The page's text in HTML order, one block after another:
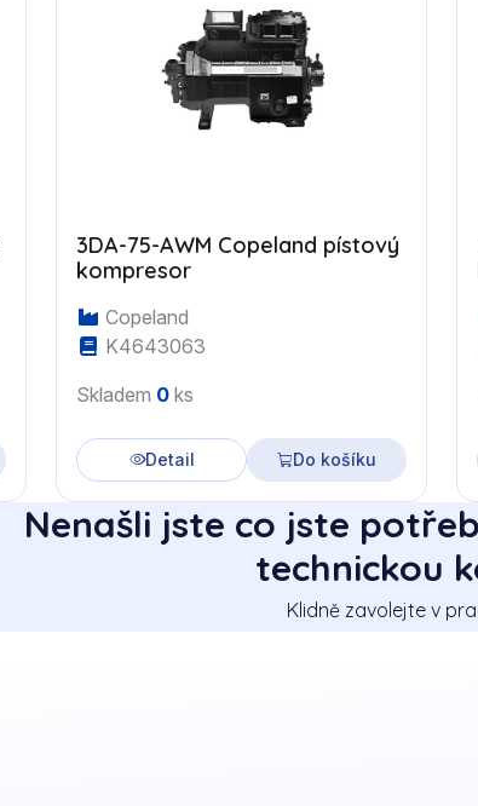
3DA-75-AWM Copeland pístový
kompresor
Copeland
K4643063
Skladem 0 ks
Detail Do košíku
Nenašli jste co jste
technickou
Klidně zavolejte v